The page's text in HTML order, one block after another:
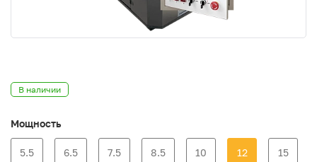
В наличии
Мощность
5.5 6.5 7.5 8.5 10 12 15